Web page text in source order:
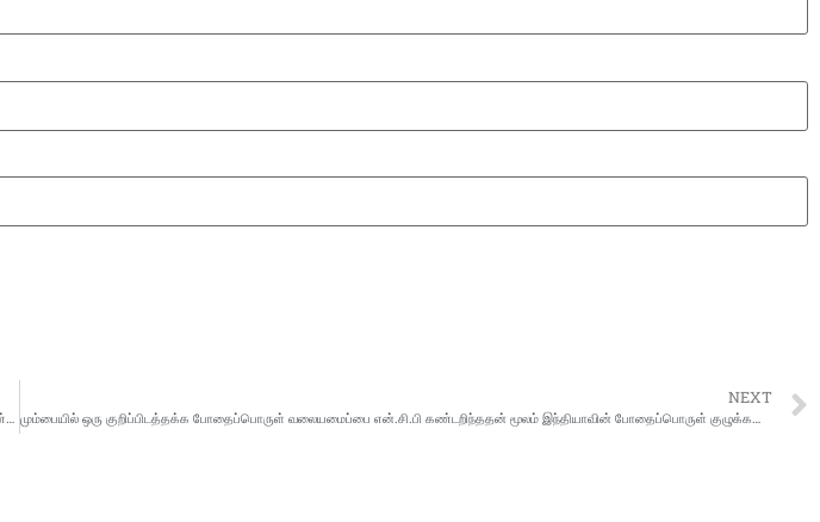
ரயில்வேயில் பணியமர்த்தல் ஊக்குவிப்பு: கடந்த பத்தாண்டுகளில் 5 லட்சத்துக்கும் மேற்பட்ட காலியிடங்கள் நிரப்பப்பட்டன, வருடாந்திர காலண்டர் அறிமுகப்படுத்தப்பட்டது
NEXT
மும்பையில் ஒரு குறிப்பிடத்தக்க போதைப்பொருள் வலையமைப்பை என்.சி.பி கண்டறிந்ததன் மூலம் இந்தியாவின் போதைப்பொருள் குழுக்களுக்கு எதிரான ஒரு பெரிய நடவடிக்கை குறித்து மத்திய அமைச்சர் திரு அமித் ஷா கருத்து தெரிவித்துள்ளார்